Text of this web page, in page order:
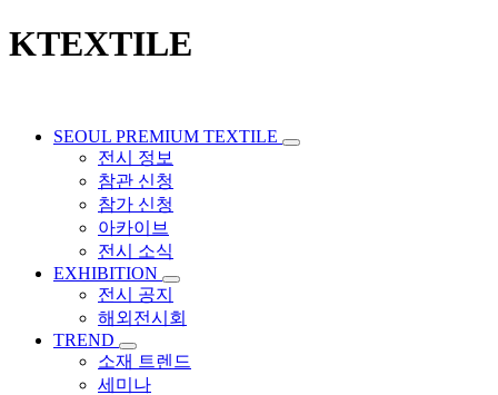
KTEXTILE
SEOUL PREMIUM TEXTILE
전시 정보
참관 신청
참가 신청
아카이브
전시 소식
EXHIBITION
전시 공지
해외전시회
TREND
소재 트렌드
세미나